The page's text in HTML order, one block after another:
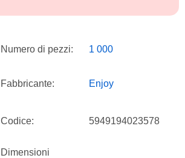
Numero di pezzi: 1 000
Fabbricante: Enjoy
Codice: 5949194023578
Dimensioni